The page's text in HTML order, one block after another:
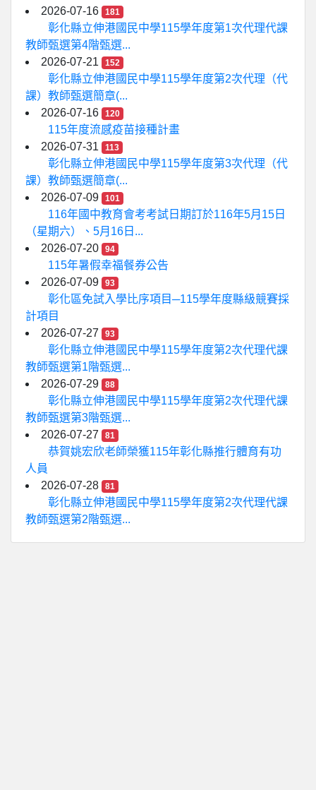
2026-07-16
181
彰化縣立伸港國民中學115學年度第1次代理代課
教師甄選第4階甄選...
2026-07-21
152
彰化縣立伸港國民中學115學年度第2次代理（代
課）教師甄選簡章(...
2026-07-16
120
115年度流感疫苗接種計畫
2026-07-31
113
彰化縣立伸港國民中學115學年度第3次代理（代
課）教師甄選簡章(...
2026-07-09
101
116年國中教育會考考試日期訂於116年5月15日
（星期六）、5月16日...
2026-07-20
94
115年暑假幸福餐券公告
2026-07-09
93
彰化區免試入學比序項目─115學年度縣級競賽採
計項目
2026-07-27
93
彰化縣立伸港國民中學115學年度第2次代理代課
教師甄選第1階甄選...
2026-07-29
88
彰化縣立伸港國民中學115學年度第2次代理代課
教師甄選第3階甄選...
2026-07-27
81
恭賀姚宏欣老師榮獲115年彰化縣推行體育有功
人員
2026-07-28
81
彰化縣立伸港國民中學115學年度第2次代理代課
教師甄選第2階甄選...